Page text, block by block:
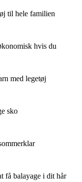
til hele familien
hvis du
med legetøj
sko
få balayage i dit hår